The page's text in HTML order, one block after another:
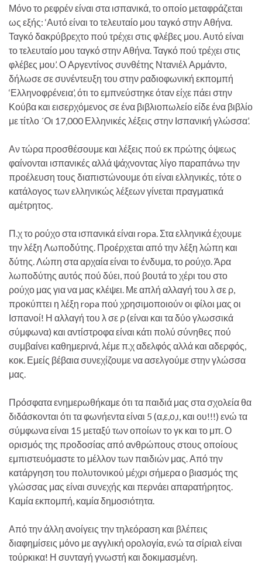
Μόνο το ρεφρέν είναι στα ισπανικά, το οποίο μεταφράζεται
ως εξής: ‘Αυτό είναι το τελευταίο μου ταγκό στην Αθήνα.
Ταγκό δακρύβρεχτο πού τρέχει στις φλέβες μου. Αυτό είναι
το τελευταίο μου ταγκό στην Αθήνα. Ταγκό πού τρέχει στις
φλέβες μου’. Ο Αργεντίνος συνθέτης Ντανιέλ Αρμάντο,
δήλωσε σε συνέντευξη του στην ραδιοφωνική εκπομπή
‘Ελληνοφρένεια’, ότι το εμπνεύστηκε όταν είχε πάει στην
Κούβα και εισερχόμενος σε ένα βιβλιοπωλείο είδε ένα βιβλίο
με τίτλο ´Οι 17,000 Ελληνικές λέξεις στην Ισπανική γλώσσα’.
Αν τώρα προσθέσουμε και λέξεις πού εκ πρώτης όψεως
φαίνονται ισπανικές αλλά ψάχνοντας λίγο παραπάνω την
προέλευση τους διαπιστώνουμε ότι είναι ελληνικές, τότε ο
κατάλογος των ελληνικώς λέξεων γίνεται πραγματικά
αμέτρητος.
Π.χ το ρούχο στα ισπανικά είναι ropa. Στα ελληνικά έχουμε
την λέξη Λωποδύτης. Προέρχεται από την λέξη λώπη και
δύτης. Λώπη στα αρχαία είναι το ένδυμα, το ρούχο. Άρα
λωποδύτης αυτός πού δύει, πού βουτά το χέρι του στο
ρούχο μας για να μας κλέψει. Με απλή αλλαγή του λ σε ρ,
προκύπτει η λέξη ropa πού χρησιμοποιούν οι φίλοι μας οι
Ισπανοί! Η αλλαγή του λ σε ρ (είναι και τα δύο γλωσσικά
σύμφωνα) και αντίστροφα είναι κάτι πολύ σύνηθες πού
συμβαίνει καθημερινά, λέμε π.χ αδελφός αλλά και αδερφός,
κοκ. Εμείς βέβαια συνεχίζουμε να ασελγούμε στην γλώσσα
μας.
Πρόσφατα ενημερωθήκαμε ότι τα παιδιά μας στα σχολεία θα
διδάσκονται ότι τα φωνήεντα είναι 5 (α,ε,ο,ι, και ου!!!) ενώ τα
σύμφωνα είναι 15 μεταξύ των οποίων το γκ και το μπ. Ο
ορισμός της προδοσίας από ανθρώπους στους οποίους
εμπιστευόμαστε το μέλλον των παιδιών μας. Από την
κατάργηση του πολυτονικού μέχρι σήμερα ο βιασμός της
γλώσσας μας είναι συνεχής και περνάει απαρατήρητος.
Καμία εκπομπή, καμία δημοσιότητα.
Από την άλλη ανοίγεις την τηλεόραση και βλέπεις
διαφημίσεις μόνο με αγγλική ορολογία, ενώ τα σίριαλ είναι
τούρκικα! Η συνταγή γνωστή και δοκιμασμένη.